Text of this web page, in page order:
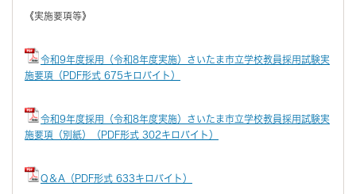
《実施要項等》
令和9年度採用（令和8年度実施）さいたま市立学校教員採用試験実
施要項（PDF形式 675キロバイト）
令和9年度採用（令和8年度実施）さいたま市立学校教員採用試験実
施要項（別紙）（PDF形式 302キロバイト）
Q＆A（PDF形式 633キロバイト）